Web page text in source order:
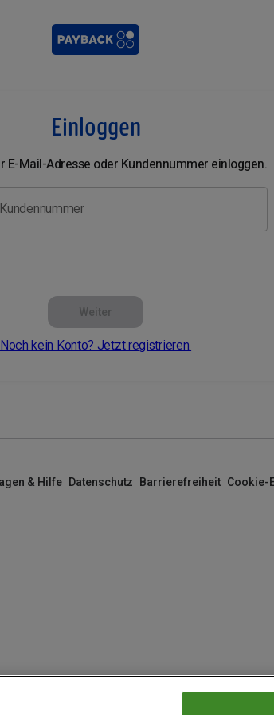
Einloggen
E-Mail-Adresse oder Kundennummer einloggen.
Weiter
Noch kein Konto? Jetzt registrieren.
& Hilfe Datenschutz Barrierefreiheit Cookie-